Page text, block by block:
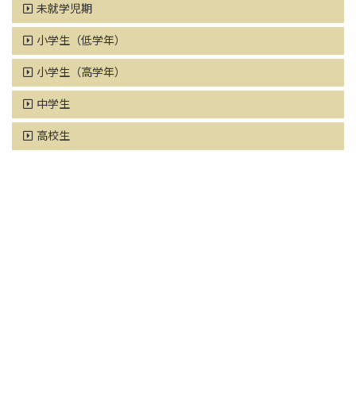
未就学児期
小学生（低学年）
小学生（高学年）
中学生
高校生